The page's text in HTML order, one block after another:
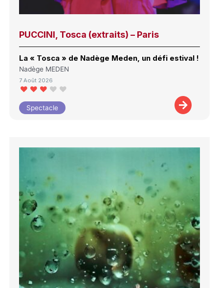
PUCCINI, Tosca (extraits) – Paris
La « Tosca » de Nadège Meden, un défi estival !
Nadège MEDEN
7 Août 2026
Spectacle